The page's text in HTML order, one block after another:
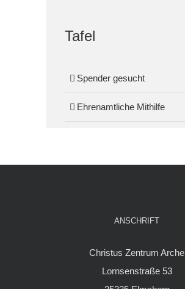
Tafel
Spender gesucht
Ehrenamtliche Mithilfe
ANSCHRIFT
Christus Zentrum Arche
Lornsenstraße 53